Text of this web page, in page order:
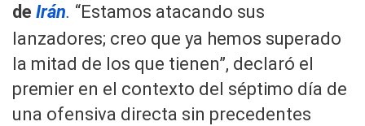
de Irán. “Estamos atacando sus
lanzadores; creo que ya hemos superado
la mitad de los que tienen”, declaró el
premier en el contexto del séptimo día de
una ofensiva directa sin precedentes